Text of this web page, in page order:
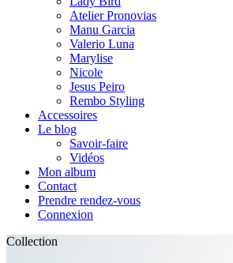
Atelier Pronovias
Manu Garcia
Valerio Luna
Marylise
Nicole
Jesus Peiro
Rembo Styling
Accessoires
Le blog
Savoir-faire
Vidéos
Mon album
Contact
Prendre rendez-vous
Connexion
Collection